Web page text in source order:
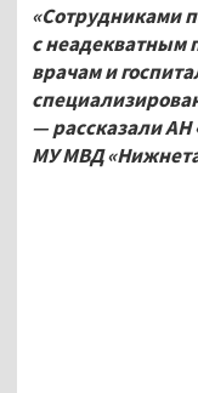
«Сотрудниками
с неадекватным
врачам и
—рассказали
МУ МВД